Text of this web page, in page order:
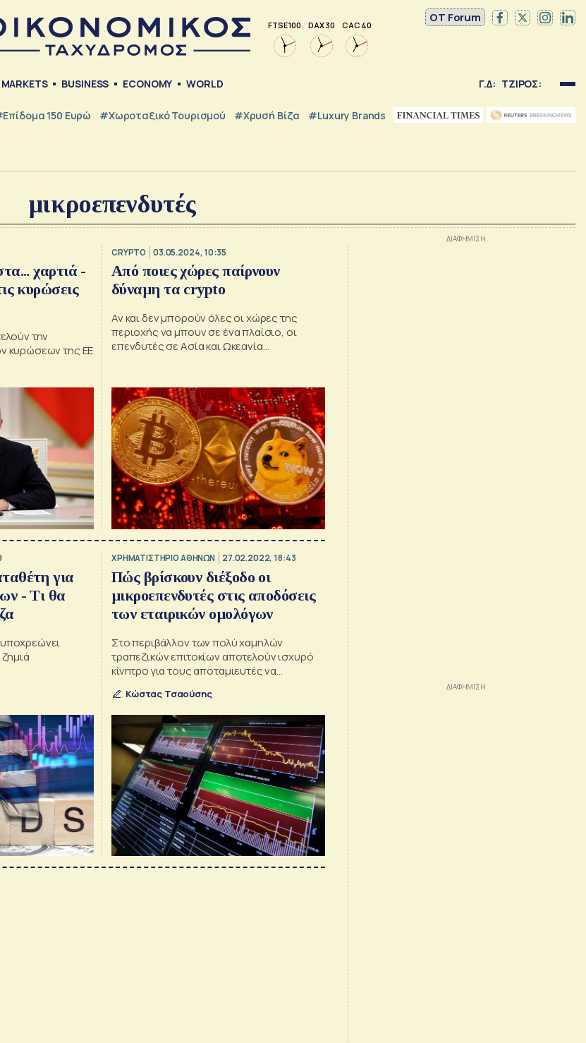
FTSE 100 DAX 30 CAC 40
OT Forum
MARKETS BUSINESS ECONOMY WORLD Γ.Δ: ΤΖΙΡΟΣ:
150 Ευρώ #Χωροταξικό Τουρισμού #Χρυσή Βίζα #luxury Brands
μικροεπενδυτές
χαρτιά -
κυρώσεις
την
κυρώσεων της ΕΕ
CRYPTO 03.05.2024, 10:35
Από ποιες χώρες παίρνουν
δύναμη τα crypto
Αν και δεν μπορούν όλες οι χώρες της
περιοχής να μπουν σε ένα πλαίσιο, οι
επενδυτές σε Ασία και Ωκεανία
για
- Τι θα
XΡΗΜΑΤΙΣΤΗΡΙΟ ΑΘΗΝΩΝ 27.02.2022, 18:43
Πώς βρίσκουν διέξοδο οι
μικροεπενδυτές στις αποδόσεις
των εταιρικών ομολόγων
Στο περιβάλλον των πολύ χαμηλών
τραπεζικών επιτοκίων αποτελούν ισχυρό
κίνητρο για τους αποταμιευτές να
ευρώ με υψηλότερα επιτόκια
Κώστας Τσαούσης